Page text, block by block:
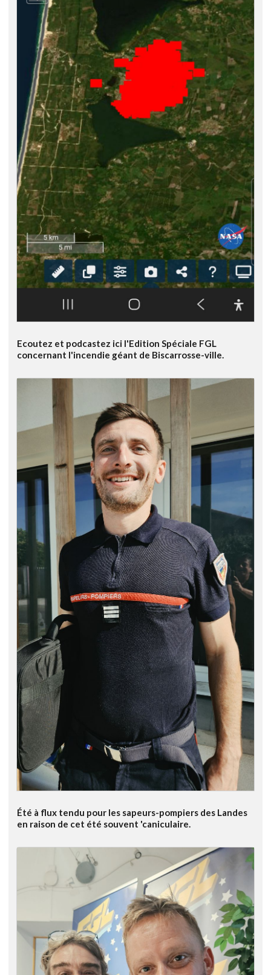
Ecoutez et podcastez ici l'Edition Spéciale FGL
concernant l'incendie géant de Biscarrosse-ville.
Été à flux tendu pour les sapeurs-pompiers des Landes
en raison de cet été souvent 'caniculaire.